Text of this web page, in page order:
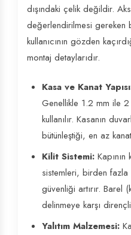
dışındaki çelik değildir.
değerlendirilmesi gereken
kullanıcının gözden
montaj detaylarıdır.
Kasa ve Kanat
Genellikle 1.2 mm ile
kullanılır. Kasanın
bütünleştiği, en az
Kilit Sistemi:
sistemleri, birden
güvenliği artırır. Barel
delinmeye karşı
Yalıtım Malzemesi: